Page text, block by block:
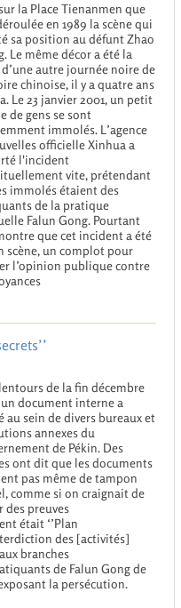
la Place Tienanmen que
en 1989 la scène qui
sa position au défunt Zhao
Le même décor a été la
d’une autre journée noire de
chinoise, il y a quatre ans
Le 23 janvier 2001, un petit
de gens se sont
immolés. L’agence
officielle Xinhua a
l'incident
vite, prétendant
immolés étaient des
de la pratique
Falun Gong. Pourtant
que cet incident a été
scène, un complot pour
l’opinion publique contre
de la fin décembre
document interne a
au sein de divers bureaux et
annexes du
de Pékin. Des
ont dit que les documents
pas même de tampon
comme si on craignait de
des preuves
était ‘’Plan
des [activités]
branches
de Falun Gong de
la persécution.